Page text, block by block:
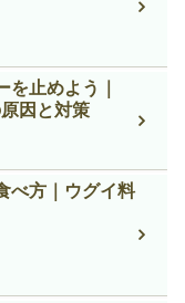
を止めよう｜
因と対策
べ方｜ウグイ料